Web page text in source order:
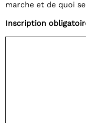
marche et de quoi
Inscription